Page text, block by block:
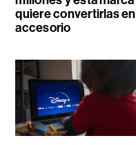
quiere convertirlas en
accesorio